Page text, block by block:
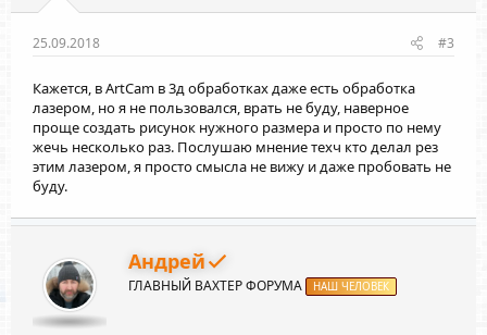
25.09.2018 #3
Кажется, в ArtCam в 3д обработках даже есть обработка
лазером, но я не пользовался, врать не буду, наверное
проще создать рисунок нужного размера и просто по нему
жечь несколько раз. Послушаю мнение техч кто делал рез
этим лазером, я просто смысла не вижу и даже пробовать не
буду.
Андрей
ГЛАВНЫЙ ВАХТЕР ФОРУМА НАШ ЧЕЛОВЕК